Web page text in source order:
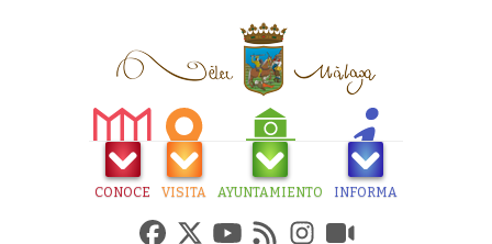
CONOCE VISITA AYUNTAMIENTO INFORMA